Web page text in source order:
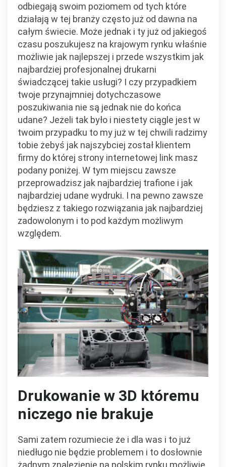
odbiegają swoim poziomem od tych które
działają w tej branży często już od dawna na
całym świecie. Może jednak i ty już od jakiegoś
czasu poszukujesz na krajowym rynku właśnie
możliwie jak najlepszej i przede wszystkim jak
najbardziej profesjonalnej drukarni
świadczącej takie usługi? I czy przypadkiem
twoje przynajmniej dotychczasowe
poszukiwania nie są jednak nie do końca
udane? Jeżeli tak było i niestety ciągle jest w
twoim przypadku to my już w tej chwili radzimy
tobie żebyś jak najszybciej został klientem
firmy do której strony internetowej link masz
podany poniżej. W tym miejscu zawsze
przeprowadzisz jak najbardziej trafione i jak
najbardziej udane wydruki. I na pewno zawsze
będziesz z takiego rozwiązania jak najbardziej
zadowolonym i to pod każdym możliwym
względem.
Drukowanie w 3D któremu
niczego nie brakuje
Sami zatem rozumiecie że i dla was i to już
niedługo nie będzie problemem i to dosłownie
żadnym znalezienie na polskim rynku możliwie